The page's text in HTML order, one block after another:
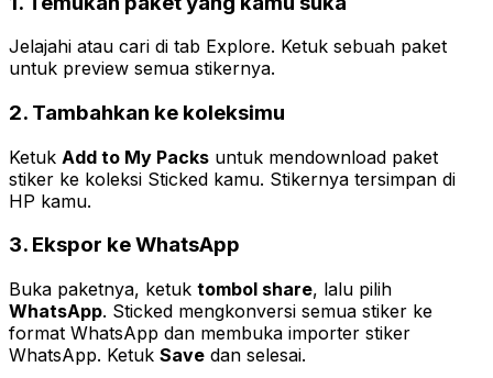
Jelajahi atau cari di tab Explore. Ketuk sebuah paket
untuk preview semua stikernya.
2. Tambahkan ke koleksimu
Ketuk Add to My Packs untuk mendownload paket
stiker ke koleksi Sticked kamu. Stikernya tersimpan di
HP kamu.
3. Ekspor ke WhatsApp
Buka paketnya, ketuk tombol share, lalu pilih
WhatsApp. Sticked mengkonversi semua stiker ke
format WhatsApp dan membuka importer stiker
WhatsApp. Ketuk Save dan selesai.